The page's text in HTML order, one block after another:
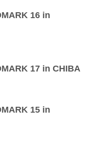
16 in
17 in CHIBA
15 in